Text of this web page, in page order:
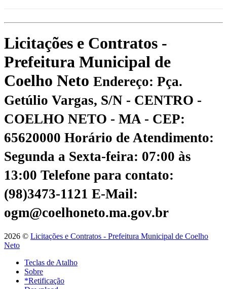
Licitações e Contratos -
Prefeitura Municipal de
Coelho Neto Endereço: Pça.
Getúlio Vargas, S/N - CENTRO -
COELHO NETO - MA - CEP:
65620000 Horário de Atendimento:
Segunda a Sexta-feira: 07:00 às
13:00 Telefone para contato:
(98)3473-1121 E-Mail:
ogm@coelhoneto.ma.gov.br
2026 © Licitações e Contratos - Prefeitura Municipal de Coelho
Neto
Teclas de Atalho
Sobre
*Retificação